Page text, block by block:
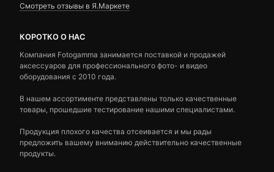
Смотреть отзывы в Я.Маркете
КОРОТКО О НАС
Компания Fotogamma занимается поставкой и продажей
аксессуаров для профессионального фото- и видео
оборудования с 2010 года.
В нашем ассортименте представлены только качественные
товары, прошедшие тестирование нашими специалистами.
Продукция плохого качества отсеивается и мы рады
предложить вашему вниманию действительно качественные
продукты.